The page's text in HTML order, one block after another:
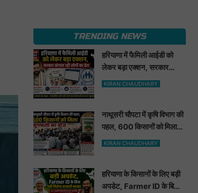
TRENDING NEWS
हरियाणा में फैमिली आईडी को
लेकर बड़ा एक्शन, सरकार
खंगाल रही लोगों का डेटा
KIRAN CHAUDHARY
नाथूसरी चौपटा में कृषि विभाग की
पहल, 600 किसानों को मिला
मूंगफली का बीज
KIRAN CHAUDHARY
हरियाणा के किसानों के लिए बड़ी
अपडेट, Farmer ID के बिना